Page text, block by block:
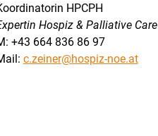
HPCPH
Hospiz & Palliative Care
+43 664 836 86 97
c.zeiner@hospiz-noe.at